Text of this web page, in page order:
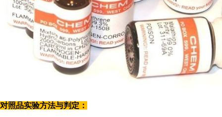
对照品实验方法与判定：